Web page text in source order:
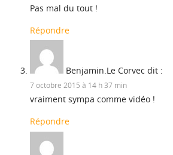
Pas mal du tout !
Répondre
Benjamin.Le Corvec dit :
7 octobre 2015 à 14 h 37 min
vraiment sympa comme vidéo !
Répondre